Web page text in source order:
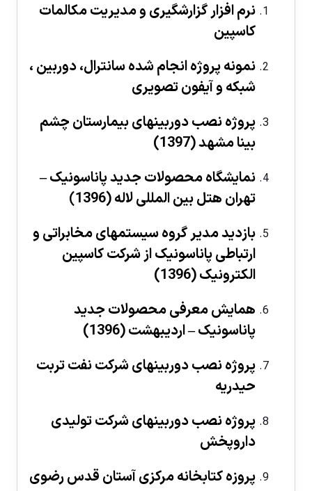
نرم افزار گزارشگیری و مديريت مکالمات
کاسپین
نمونه پروژه انجام شده سانترال، دوربين ،
شبكه و آيفون تصويری
پروژه نصب دوربينهای بيمارستان چشم
بينا مشهد (1397)
نمايشگاه محصولات جديد پاناسونيک –
تهران هتل بين المللی لاله (1396
)
بازديد مدير گروه سيستمهای مخابراتی و
ارتباطی پاناسونيک از شركت كاسپين
الكترونيک (1396)
همایش معرفی محصولات جدید
پاناسونیک – اردیبهشت (1396
)
پروژه نصب دوربينهای شرکت نفت تربت
حیدریه
پروژه نصب دوربينهای شرکت تولیدی
داروپخش
پروزه کتابخانه مرکزی آستان قدس رضوی